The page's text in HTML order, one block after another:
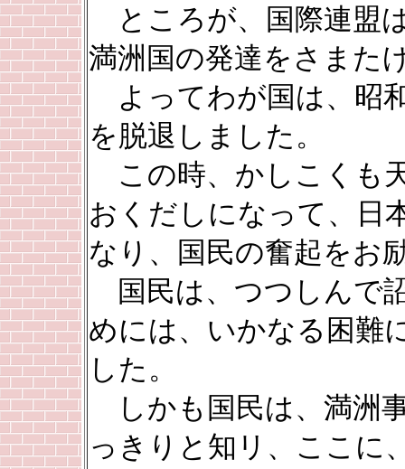
ところが、国際連盟
満洲国の発達をさまた
よってわが国は、昭
を脱退しました。
この時、かしこくも
おくだしになって、日
なり、国民の奮起をお
国民は、つつしんで
めには、いかなる困難
した。
しかも国民は、満洲
っきりと知リ、ここに